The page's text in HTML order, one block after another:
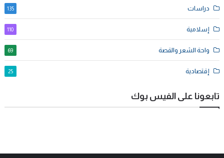
دراسات 135
إسلامية 110
واحة الشعر والقصة 69
إقتصادية 25
تابعونا على الفيس بوك